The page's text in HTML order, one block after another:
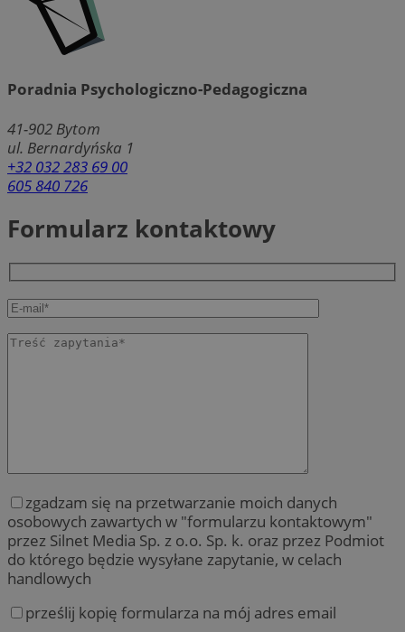
Poradnia Psychologiczno-Pedagogiczna
41-902 Bytom
ul. Bernardyńska 1
+32 032 283 69 00
605 840 726
Formularz kontaktowy
zgadzam się na przetwarzanie moich danych
osobowych zawartych w "formularzu kontaktowym"
przez Silnet Media Sp. z o.o. Sp. k. oraz przez Podmiot
do którego będzie wysyłane zapytanie, w celach
handlowych
prześlij kopię formularza na mój adres email